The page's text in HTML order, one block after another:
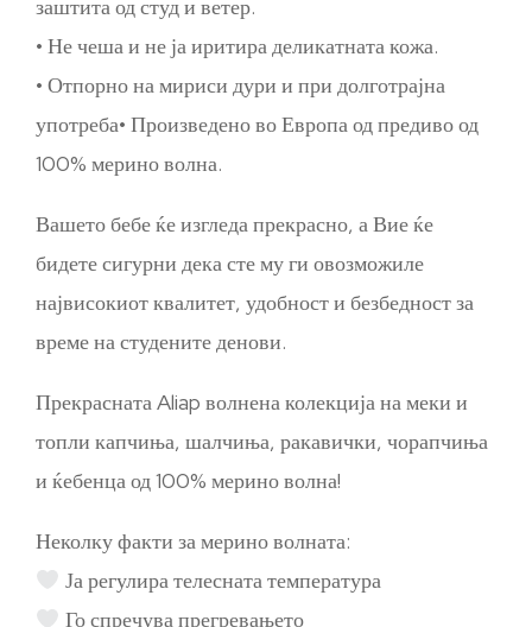
заштита од студ и ветер.
• Не чеша и не ја иритира деликатната кожа.
• Отпорно на мириси дури и при долготрајна
употреба• Произведено во Европа од предиво од
100% мерино волна.
Вашето бебе ќе изгледа прекрасно, а Вие ќе
бидете сигурни дека сте му ги овозможиле
највисокиот квалитет, удобност и безбедност за
време на студените денови.
Прекрасната Aliap волнена колекција на меки и
топли капчиња, шалчиња, ракавички, чорапчиња
и ќебенца од 100% мерино волна!
Неколку факти за мерино волната:
Ја регулира телесната температура
Го спречува прегревањето